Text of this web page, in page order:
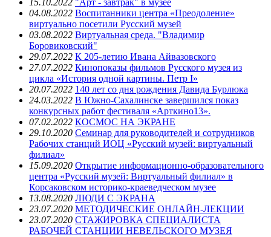
15.10.2022 "Арт - завтрак" в музее
04.08.2022 Воспитанники центра «Преодоление»
виртуально посетили Русский музей
03.08.2022 Виртуальная среда. "Владимир
Боровиковский"
29.07.2022 К 205-летию Ивана Айвазовского
27.07.2022 Кинопоказы фильмов Русского музея из
цикла «История одной картины. Петр I»
20.07.2022 140 лет со дня рождения Давида Бурлюка
24.03.2022 В Южно-Сахалинске завершился показ
конкурсных работ фестиваля «Арткино13».
07.02.2022 КОСМОС НА ЭКРАНЕ
29.10.2020 Семинар для руководителей и сотрудников
Рабочих станций ИОЦ «Русский музей: виртуальный
филиал»
15.09.2020 Открытие информационно-образовательного
центра «Русский музей: Виртуальный филиал» в
Корсаковском историко-краеведческом музее
13.08.2020 ЛЮДИ С ЭКРАНА
23.07.2020 МЕТОДИЧЕСКИЕ ОНЛАЙН-ЛЕКЦИИ
23.07.2020 СТАЖИРОВКА СПЕЦИАЛИСТА
РАБОЧЕЙ СТАНЦИИ НЕВЕЛЬСКОГО МУЗЕЯ